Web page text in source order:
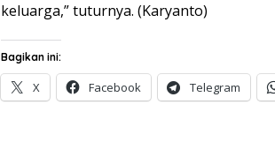
keluarga,” tuturnya. (Karyanto)
Bagikan ini:
X Facebook Telegram